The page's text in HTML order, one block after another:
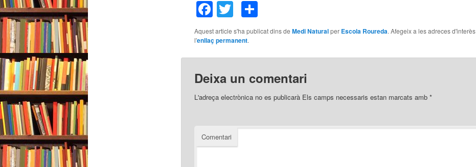
Facebook
TwitterComparteix
Aquest article s'ha publicat dins de Medi Naturalper Escola Roureda. Afegeix a les adreces d'interès
l'enllaç permanent.
Deixa un comentari
L'adreça electrònica no es publicaràEls camps necessaris estan marcats amb *
Comentari